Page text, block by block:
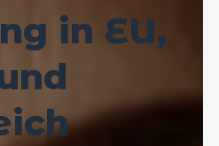
in EU,